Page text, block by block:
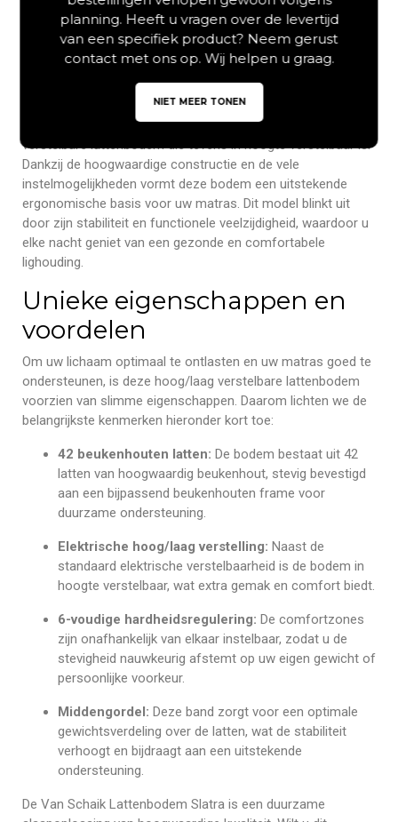
Slatra: Hoog/laag
verstelbaar slaapcomfort
Bent u op zoek naar een bedbodem die zowel luxe als
praktische ondersteuning biedt? De Van Schaik
Lattenbodem Slatra is een geavanceerde, elektrisch
verstelbare lattenbodem die tevens in hoogte verstelbaar is.
Dankzij de hoogwaardige constructie en de vele
instelmogelijkheden vormt deze bodem een uitstekende
ergonomische basis voor uw matras. Dit model blinkt uit
door zijn stabiliteit en functionele veelzijdigheid, waardoor u
elke nacht geniet van een gezonde en comfortabele
lighouding.
Unieke eigenschappen en
voordelen
Om uw lichaam optimaal te ontlasten en uw matras goed te
ondersteunen, is deze hoog/laag verstelbare lattenbodem
voorzien van slimme eigenschappen. Daarom lichten we de
belangrijkste kenmerken hieronder kort toe:
42 beukenhouten latten: De bodem bestaat uit 42
latten van hoogwaardig beukenhout, stevig bevestigd
aan een bijpassend beukenhouten frame voor
duurzame ondersteuning.
Elektrische hoog/laag verstelling: Naast de
standaard elektrische verstelbaarheid is de bodem in
hoogte verstelbaar, wat extra gemak en comfort biedt.
6-voudige hardheidsregulering: De comfortzones
zijn onafhankelijk van elkaar instelbaar, zodat u de
stevigheid nauwkeurig afstemt op uw eigen gewicht of
persoonlijke voorkeur.
Middengordel: Deze band zorgt voor een optimale
gewichtsverdeling over de latten, wat de stabiliteit
verhoogt en bijdraagt aan een uitstekende
ondersteuning.
De Van Schaik Lattenbodem Slatra is een duurzame
planning. Heeft u vragen over de levertijd
van een specifiek product? Neem gerust
contact met ons op. Wij helpen u graag.
NIET MEER TONEN